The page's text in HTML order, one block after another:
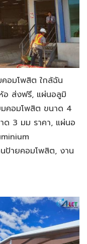
อมโพสิต ใกล้ฉัน
อ ส่งฟรี, แผ่นอลูมิ
คอมโพสิต ขนาด 4
ด 3 มม ราคา, แผ่นอ
ป้ายคอมโพสิต, งาน